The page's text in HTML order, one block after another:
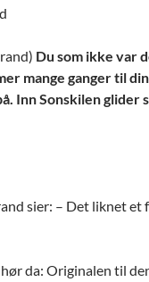
Du som ikke var
mange ganger til
Inn Sonskilen glider
sier: – Det liknet
da: Originalen til